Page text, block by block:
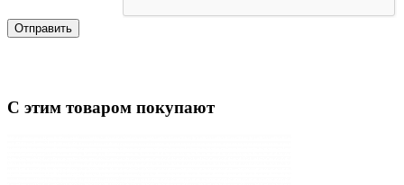
Отправить
С этим товаром покупают